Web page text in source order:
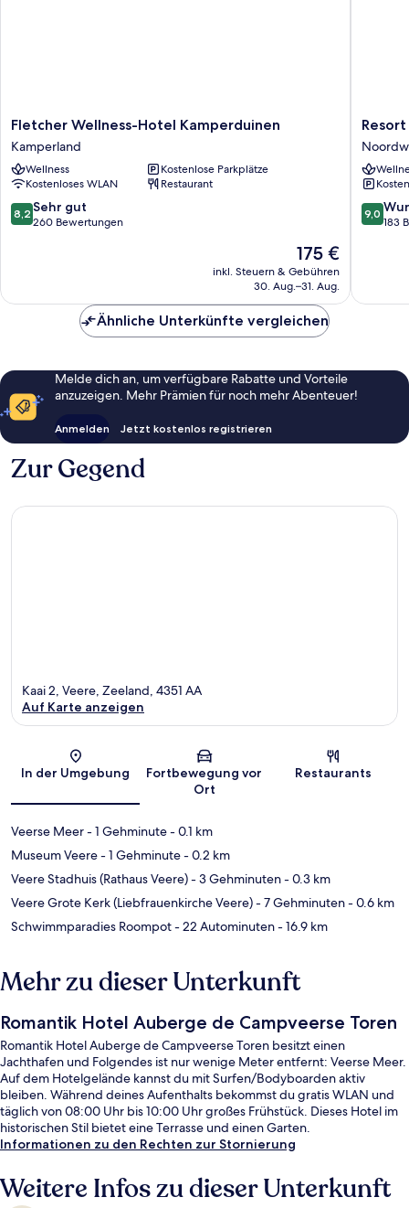
Fletcher
Wellness-
Hotel
Kamperduinen
Kamperland
Fletcher Wellness-Hotel Kamperduinen
Kamperland
Wellness
Kostenlose Parkplätze
Kostenloses WLAN
Restaurant
8.2
von
Bewertungen
8,2 Sehr gut
260 Bewertungen
Der
Preis
beträgt
175 €
inkl. Steuern & Gebühren
30. Aug.–31. Aug.
Resort
Land
en
Zee
9.0
von
9,0
183
Ähnliche Unterkünfte vergleichen
Melde dich an, um verfügbare Rabatte und Vorteile
anzuzeigen. Mehr Prämien für noch mehr Abenteuer!
Anmelden Jetzt kostenlos registrieren
Zur Gegend
Karte
Kaai 2, Veere, Zeeland, 4351 AA
Auf Karte anzeigen
In der Umgebung
Fortbewegung vor
Ort
Restaurants
Veerse Meer- 1 Gehminute- 0.1 km
Museum Veere- 1 Gehminute- 0.2 km
Veere Stadhuis (Rathaus Veere)- 3 Gehminuten- 0.3 km
Veere Grote Kerk (Liebfrauenkirche Veere)- 7 Gehminuten- 0.6 km
Schwimmparadies Roompot- 22 Autominuten- 16.9 km
Mehr zu dieser Unterkunft
Romantik Hotel Auberge de Campveerse Toren
Romantik Hotel Auberge de Campveerse Toren besitzt einen
Jachthafen und Folgendes ist nur wenige Meter entfernt: Veerse Meer.
Auf dem Hotelgelände kannst du mit Surfen/Bodyboarden aktiv
bleiben. Während deines Aufenthalts bekommst du gratis WLAN und
täglich von 08:00 Uhr bis 10:00 Uhr großes Frühstück. Dieses Hotel im
historischen Stil bietet eine Terrasse und einen Garten.
Informationen zu den Rechten zur Stornierung
Weitere Infos zu dieser Unterkunft